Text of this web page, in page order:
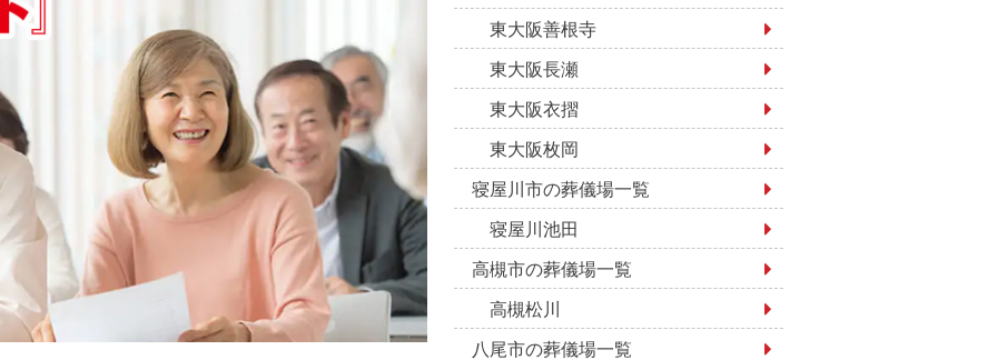
東大阪善根寺
東大阪長瀬
東大阪衣摺
東大阪枚岡
寝屋川市の葬儀場一覧
寝屋川池田
高槻市の葬儀場一覧
高槻松川
八尾市の葬儀場一覧